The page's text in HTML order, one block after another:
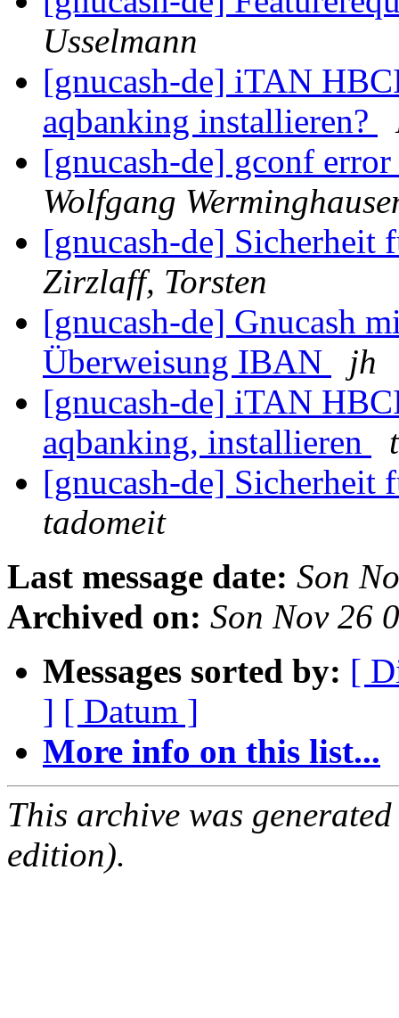
Usselmann
[gnucash-de] iTAN
aqbanking installieren?
[gnucash-de] gconf
Wolfgang
[gnucash-de]
Zirzlaff, Torsten
[gnucash-de] Gnucash
Überweisung IBAN
jh
[gnucash-de] iTAN
aqbanking, installieren
[gnucash-de]
tadomeit
Last message date: Son
Archived on: Son Nov 26
Messages sorted by: [
] [ Datum ]
More info on this list...
This archive was
edition).